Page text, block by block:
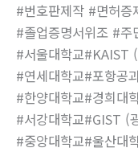
#번호판제작 #면허증
#졸업증명서위조 #주
#서울대학교#KAIST
#연세대학교#포항공
#한양대학교#경희대
#서강대학교#GIST (
#중앙대학교#울산대